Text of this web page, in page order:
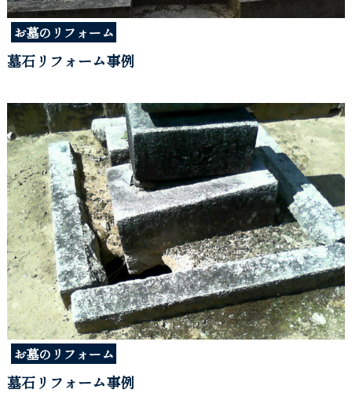
お墓のリフォーム
墓石リフォーム事例
お墓のリフォーム
墓石リフォーム事例